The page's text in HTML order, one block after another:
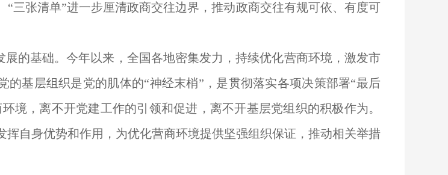
“三张清单”进一步厘清政商交往边界，推动政商交往有规可依、有度可
展的基础。今年以来，全国各地密集发力，持续优化营商环境，激发市
的基层组织是党的肌体的“神经末梢”，是贯彻落实各项决策部署“最后
境，离不开党建工作的引领和促进，离不开基层党组织的积极作为。
挥自身优势和作用，为优化营商环境提供坚强组织保证，推动相关举措